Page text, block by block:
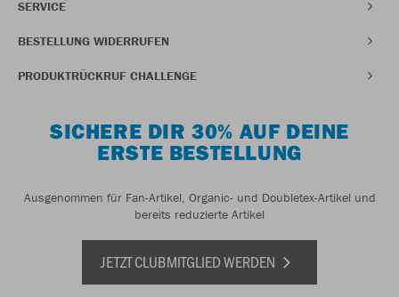
SERVICE
BESTELLUNG WIDERRUFEN
PRODUKTRÜCKRUF CHALLENGE
SICHERE DIR 30% AUF DEINE
ERSTE BESTELLUNG
Ausgenommen für Fan-Artikel, Organic- und Doubletex-Artikel und
bereits reduzierte Artikel
JETZT CLUBMITGLIED WERDEN